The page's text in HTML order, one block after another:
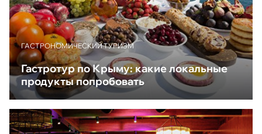
ГАСТРОНОМИЧЕСКИЙ ТУРИЗМ
Гастротур по Крыму: какие локальные
продукты попробовать